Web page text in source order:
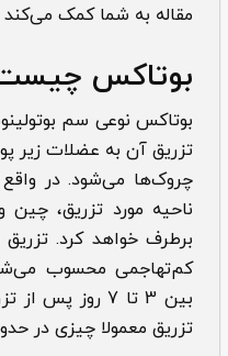
مقاله به شما کمک می‌کند
بوتاکس
تزریق آن به عضلات زیر
چروک‌ها می‌شود. در
ناحیه مورد تزریق،
برطرف خواهد کرد.
کم‌تهاجمی محسوب
بین 3 تا 7 روز
تزریق معمولا چیزی در حدود 3 الی 6 ماه ماندگاری